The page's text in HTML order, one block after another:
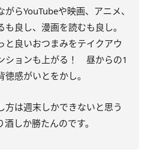
がらYouTubeや映画、アニメ、
も良し、漫画を読むも良し。
と良いおつまみをテイクアウ
ションも上がる！ 昼からの1
徳感がいとをかし。
方は週末しかできないと思う
酒しか勝たんのです。